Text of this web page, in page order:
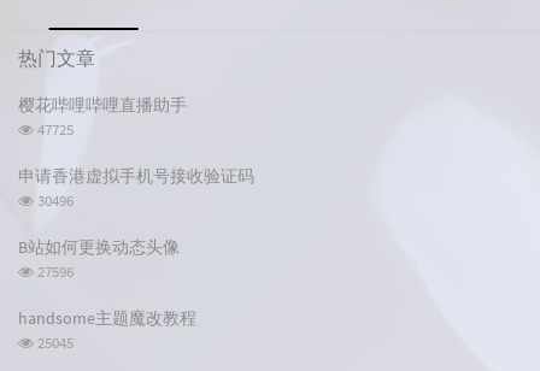
热
门
文
章
热门文章
樱花哔哩哔哩直播助手
浏
次
数:
47725
申请香港虚拟手机号接收验证码
浏
次
数:
30496
B站如何更换动态头像
浏
次
27596
handsome主题魔改教程
浏
25045